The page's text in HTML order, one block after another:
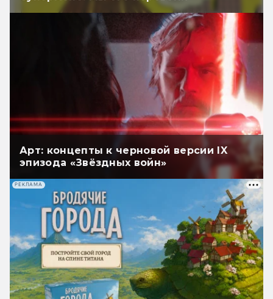
Арт: концепты к черновой версии IX
эпизода «Звёздных войн»
РЕКЛАМА